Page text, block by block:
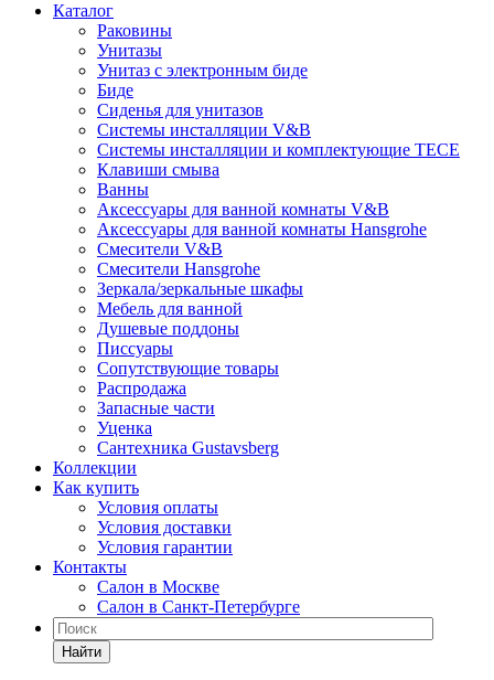
Каталог
Раковины
Унитазы
Унитаз с электронным биде
Биде
Сиденья для унитазов
Системы инсталляции V&B
Системы инсталляции и комплектующие TECE
Клавиши смыва
Ванны
Аксессуары для ванной комнаты V&B
Аксессуары для ванной комнаты Hansgrohe
Смесители V&B
Смесители Hansgrohe
Зеркала/зеркальные шкафы
Мебель для ванной
Душевые поддоны
Писсуары
Сопутствующие товары
Распродажа
Запасные части
Уценка
Сантехника Gustavsberg
Коллекции
Как купить
Условия оплаты
Условия доставки
Условия гарантии
Контакты
Салон в Москве
Салон в Санкт-Петербурге
Найти